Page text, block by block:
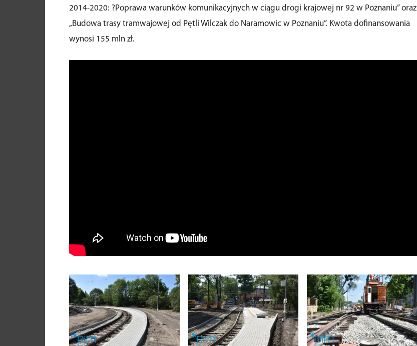
2014-2020: ?Poprawa warunków komunikacyjnych w ciągu drogi krajowej nr 92 w Poznaniu” oraz
„Budowa trasy tramwajowej od Pętli Wilczak do Naramowic w Poznaniu”. Kwota dofinansowania
wynosi 155 mln zł.